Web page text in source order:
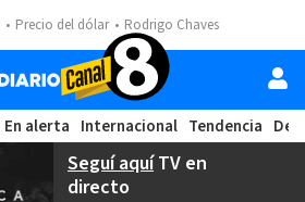
Precio del dólar Rodrigo Chaves
En alerta Internacional Tendencia
Seguí aquíTV en
directo